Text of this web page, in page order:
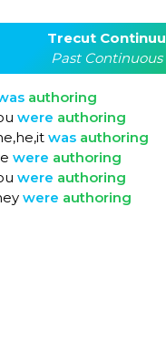
Trecut Continuu
Past Continuous
authoring
were authoring
was authoring
were authoring
were authoring
were authoring